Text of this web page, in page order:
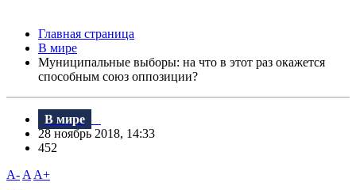
Главная страница
В мире
Муниципальные выборы: на что в этот раз окажется
способным союз оппозиции?
В мире
28 ноябрь 2018, 14:33
452
A- A A+